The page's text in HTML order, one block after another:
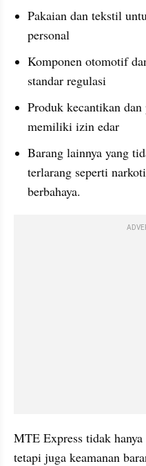
Pakaian dan tekstil
personal
Komponen otomotif
standar regulasi
Produk kecantikan
memiliki izin edar
Barang lainnya yang
terlarang seperti
berbahaya.
MTE Express tidak
tetapi juga keamanan